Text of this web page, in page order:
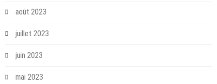
août 2023
juillet 2023
juin 2023
mai 2023